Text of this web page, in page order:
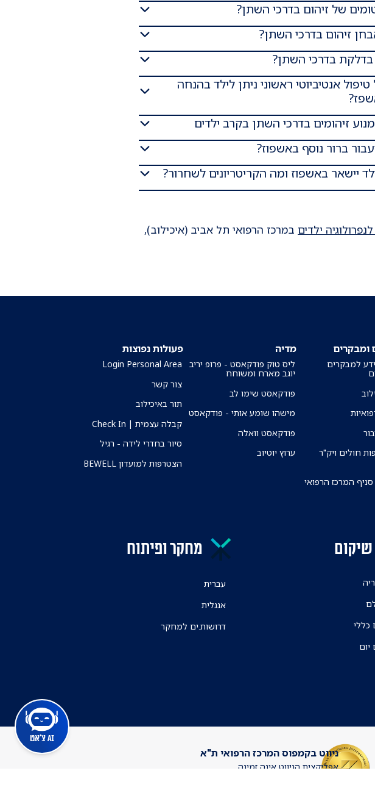
AI צ'אט
של זיהום בדרכי השתן?
זיהום בדרכי השתן?
בדרכי השתן?
אנטיביוטי ראשוני ניתן לילד בהנחה
זיהומים בדרכי השתן בקרב ילדים
ברור נוסף באשפוז?
יישאר באשפוז ומה הקריטריונים לשחרור?
ילדים במרכז הרפואי תל אביב (איכילוב),
ומבקרים
למבקרים
חולים ויק"ר
המרכז הרפואי
מדיה
ליס טוק פודקאסט - פרופ יריב
יוגב מארח ומשוחח
פודקאסט שימו לב
מישהו שומע אותי - פודקאסט
פודקאסט וואלה
ערוץ יוטיוב
פעולות נפוצות
Login Personal Area
צור קשר
תור באיכילוב
קבלה עצמית | Check In
סיור בחדרי לידה - רגיל
הצטרפות למועדון BEWELL
שיקום
כללי
יום
מחקר ופיתוח
עברית
אנגלית
דרושות.ים למחקר
ניווט בקמפוס המרכז הרפואי ת"א
אפליקצית הניווט אינה זמינה